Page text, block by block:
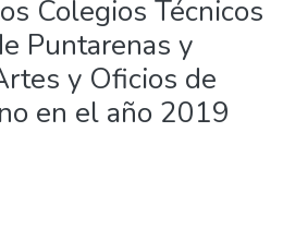
Colegios Técnicos
Puntarenas y
y Oficios de
en el año 2019